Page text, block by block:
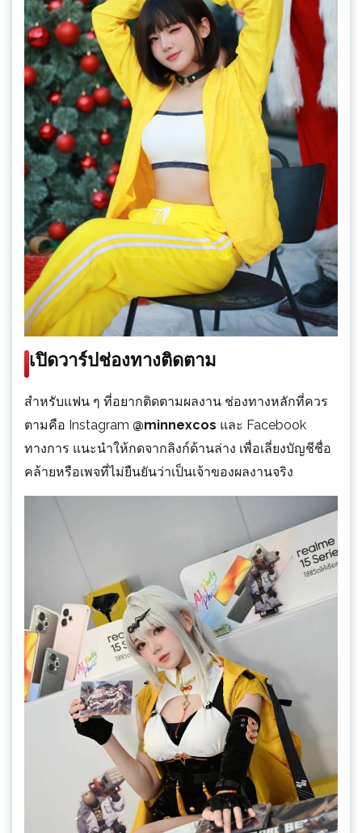
เปิดวาร์ปช่องทางติดตาม
สำหรับแฟน ๆ ที่อยากติดตามผลงาน ช่องทางหลักที่ควร
ตามคือ Instagram @minnexcos และ Facebook
ทางการ แนะนำให้กดจากลิงก์ด้านล่าง เพื่อเลี่ยงบัญชีชื่อ
คล้ายหรือเพจที่ไม่ยืนยันว่าเป็นเจ้าของผลงานจริง